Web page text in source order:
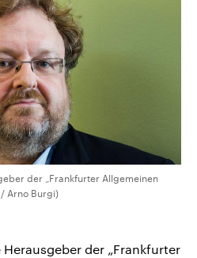
der „Frankfurter Allgemeinen
Arno Burgi)
der „Frankfurter